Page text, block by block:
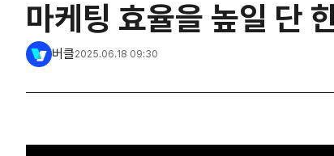
마케팅 효율을 높일 단
버클2025.06.18 09:30